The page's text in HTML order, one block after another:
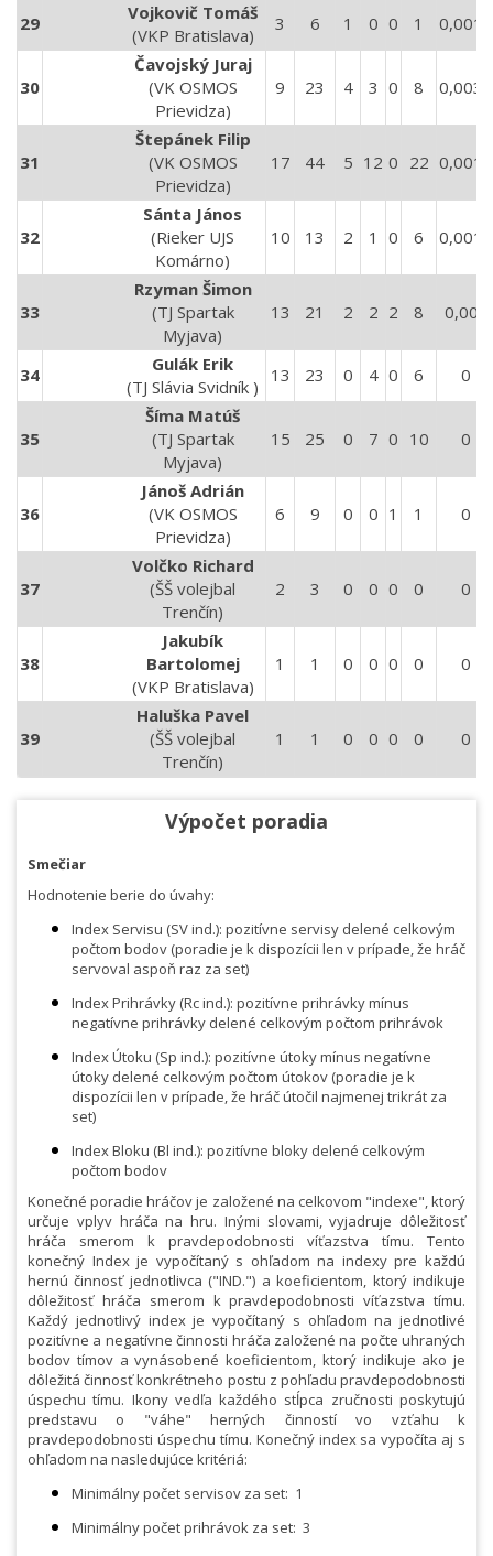
29
Vojkovič Tomáš
(VKP Bratislava)
3 6 1 0 0 1 0,0019
30
Čavojský Juraj
(VK OSMOS
Prievidza)
9 23 4 3 0 8 0,0031
31
Štepánek Filip
(VK OSMOS
Prievidza)
17 44 5 12 0 22 0,0019
32
Sánta János
(Rieker UJS
Komárno)
10 13 2 1 0 6 0,0012
33
Rzyman Šimon
(TJ Spartak
Myjava)
13 21 2 2 2 8 0,001
34
Gulák Erik
(TJ Slávia Svidník )
13 23 0 4 0 6 0
35
Šíma Matúš
(TJ Spartak
Myjava)
15 25 0 7 0 10 0
36
Jánoš Adrián
(VK OSMOS
Prievidza)
6 9 0 0 1 1 0
37
Volčko Richard
(ŠŠ volejbal
Trenčín)
2 3 0 0 0 0 0
38
Jakubík
Bartolomej
(VKP Bratislava)
1 1 0 0 0 0 0
39
Haluška Pavel
(ŠŠ volejbal
Trenčín)
1 1 0 0 0 0 0
Výpočet poradia
Smečiar
Hodnotenie berie do úvahy:
Index Servisu (SV ind.): pozitívne servisy delené celkovým
počtom bodov (poradie je k dispozícii len v prípade, že hráč
servoval aspoň raz za set)
Index Prihrávky (Rc ind.): pozitívne prihrávky mínus
negatívne prihrávky delené celkovým počtom prihrávok
Index Útoku (Sp ind.): pozitívne útoky mínus negatívne
útoky delené celkovým počtom útokov (poradie je k
dispozícii len v prípade, že hráč útočil najmenej trikrát za
set)
Index Bloku (Bl ind.): pozitívne bloky delené celkovým
počtom bodov
Konečné poradie hráčov je založené na celkovom "indexe", ktorý
určuje vplyv hráča na hru. Inými slovami, vyjadruje dôležitosť
hráča smerom k pravdepodobnosti víťazstva tímu. Tento
konečný Index je vypočítaný s ohľadom na indexy pre každú
hernú činnosť jednotlivca ("IND.") a koeficientom, ktorý indikuje
dôležitosť hráča smerom k pravdepodobnosti víťazstva tímu.
Každý jednotlivý index je vypočítaný s ohľadom na jednotlivé
pozitívne a negatívne činnosti hráča založené na počte uhraných
bodov tímov a vynásobené koeficientom, ktorý indikuje ako je
dôležitá činnosť konkrétneho postu z pohľadu pravdepodobnosti
úspechu tímu. Ikony vedľa každého stĺpca zručnosti poskytujú
predstavu o "váhe" herných činností vo vzťahu k
pravdepodobnosti úspechu tímu. Konečný index sa vypočíta aj s
ohľadom na nasledujúce kritériá:
Minimálny počet servisov za set: 1
Minimálny počet prihrávok za set: 3